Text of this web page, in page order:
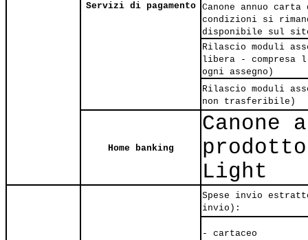
Servizi di pagamento
Canone annuo
condizioni si
disponibile sul
Rilascio moduli
libera - compresa
ogni assegno)
Rilascio moduli
non trasferibile)
Home banking
Canone
prodotto
Light
Spese invio
invio):
- cartaceo